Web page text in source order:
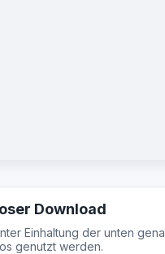
Download
Einhaltung der unten
genutzt werden.